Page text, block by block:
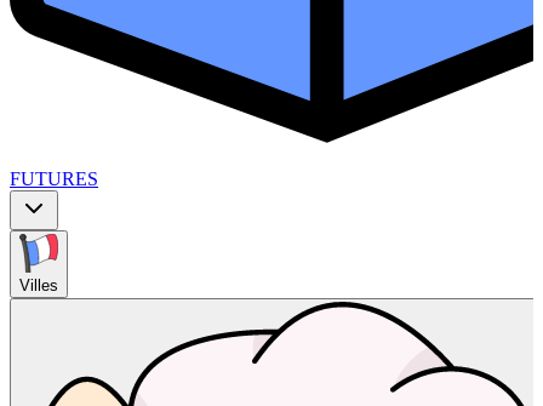
FUTURES
Villes